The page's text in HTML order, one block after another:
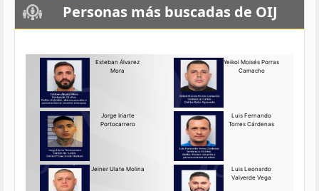
Persona requerida
La Delegación Regional de Santa
Requerido OIJ Puntarenas:
2069-2026
Agosto 03, 2026
Persona requerida
La Delegación Regional de
Puntarenas del Organismo de
Investigación
Personas más buscadas de OIJ